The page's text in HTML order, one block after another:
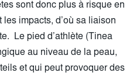
sont donc plus à risque en
impacts, d’où sa liaison
Le pied d’athlète (Tinea
au niveau de la peau,
et qui peut provoquer des